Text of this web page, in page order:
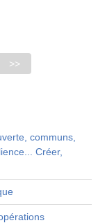
communs,
Créer,